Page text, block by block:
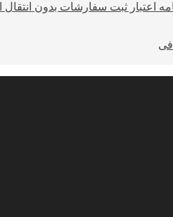
اعتبار ثبت سفارشات بدون انتقال ارز تا ۱۵